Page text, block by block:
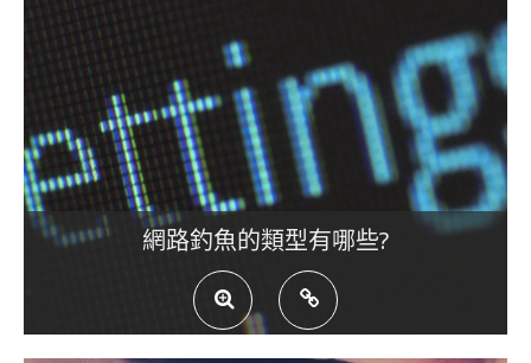
網路釣魚的類型有哪些?